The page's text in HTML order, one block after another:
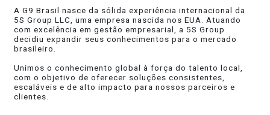
A G9 Brasil nasce da sólida experiência internacional da
5S Group LLC, uma empresa nascida nos EUA. Atuando
com excelência em gestão empresarial, a 5S Group
decidiu expandir seus conhecimentos para o mercado
brasileiro.
Unimos o conhecimento global à força do talento local,
com o objetivo de oferecer soluções consistentes,
escaláveis e de alto impacto para nossos parceiros e
clientes.